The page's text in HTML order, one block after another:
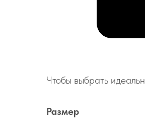
Чтобы выбрать
Размер